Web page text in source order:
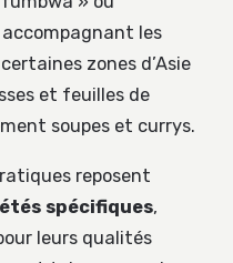
les
zones d’Asie
et feuilles de
soupes et currys.
reposent
spécifiques,
leurs qualités